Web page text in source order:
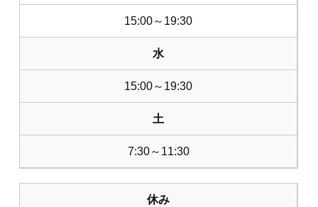
15:00～19:30
水
15:00～19:30
土
7:30～11:30
休み